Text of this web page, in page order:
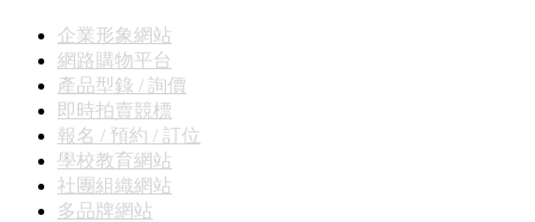
企業形象網站
網路購物平台
產品型錄 / 詢價
即時拍賣競標
報名 / 預約 / 訂位
學校教育網站
社團組織網站
多品牌網站